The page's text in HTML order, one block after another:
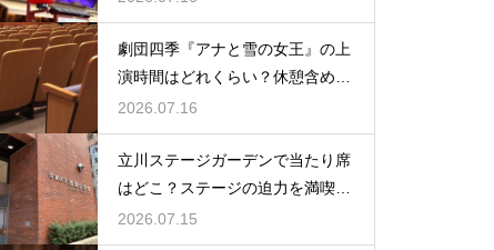
劇団四季『アナと雪の女王』の上
演時間はどれくらい？休憩含めた
公演の長さを解説
2026.07.16
立川ステージガーデンで当たり席
はどこ？ステージの迫力を満喫で
きるベストポジションを紹介
2026.07.15